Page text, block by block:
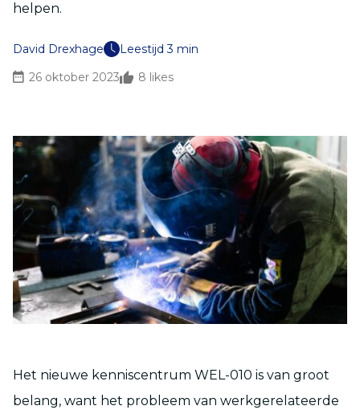
helpen.
David Drexhage
Leestijd 3 min
26 oktober 2023
8 likes
Het nieuwe kenniscentrum WEL-010 is van groot
belang, want het probleem van werkgerelateerde